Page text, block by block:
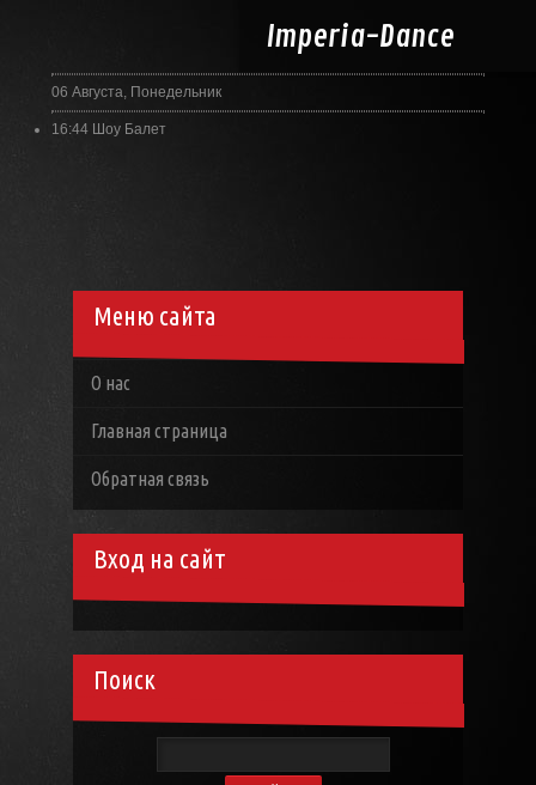
Imperia-Dance
06 Августа, Понедельник
16:44 Шоу Балет
Меню сайта
О нас
Главная страница
Обратная связь
Вход на сайт
Поиск